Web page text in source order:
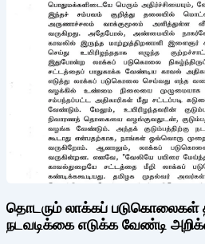
தொடரும் லாக்கப் படுகொலைகள்
நடவடிக்கை எடுக்க வேண்டி